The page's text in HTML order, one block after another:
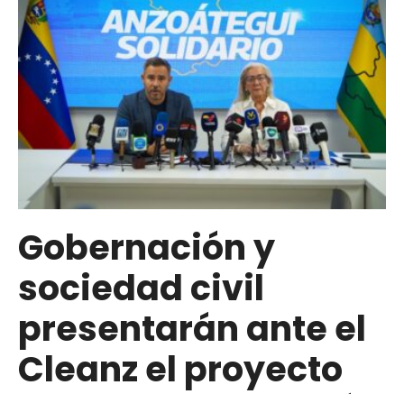
Plan
“Anzoátegui
Nuestro”
con
una
inversión
de
8
millones
dólares
en
salud,
vialidad
atención
Gobernación y
sociedad civil
presentarán ante el
Cleanz el proyecto